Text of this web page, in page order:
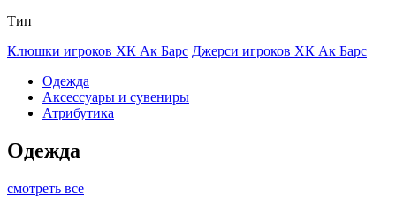
Тип
Клюшки игроков ХК Ак Барс Джерси игроков ХК Ак Барс
Одежда
Аксессуары и сувениры
Атрибутика
Одежда
смотреть все